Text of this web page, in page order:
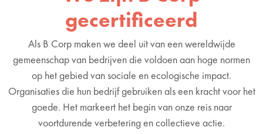
gecertificeerd
Als B Corp maken we deel uit van een wereldwijde
gemeenschap van bedrijven die voldoen aan hoge normen
op het gebied van sociale en ecologische impact.
Organisaties die hun bedrijf gebruiken als een kracht voor het
goede. Het markeert het begin van onze reis naar
voortdurende verbetering en collectieve actie.